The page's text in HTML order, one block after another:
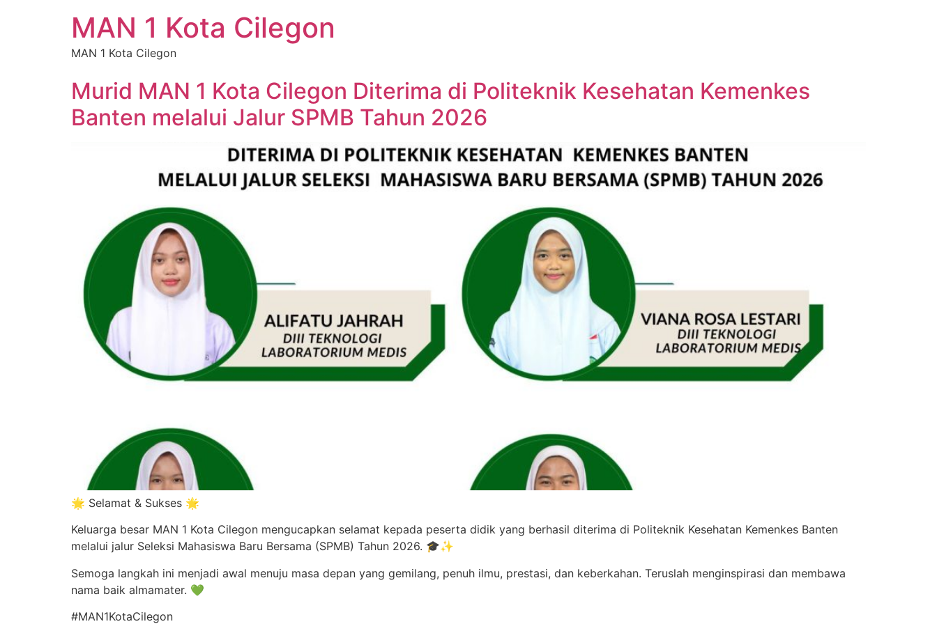
MAN 1 Kota Cilegon
MAN 1 Kota Cilegon
Murid MAN 1 Kota Cilegon Diterima di Politeknik Kesehatan Kemenkes
Banten melalui Jalur SPMB Tahun 2026
🌟 Selamat & Sukses 🌟
Keluarga besar MAN 1 Kota Cilegon mengucapkan selamat kepada peserta didik yang berhasil diterima di Politeknik Kesehatan Kemenkes Banten
melalui jalur Seleksi Mahasiswa Baru Bersama (SPMB) Tahun 2026. 🎓✨
Semoga langkah ini menjadi awal menuju masa depan yang gemilang, penuh ilmu, prestasi, dan keberkahan. Teruslah menginspirasi dan membawa
nama baik almamater. 💚
#MAN1KotaCilegon